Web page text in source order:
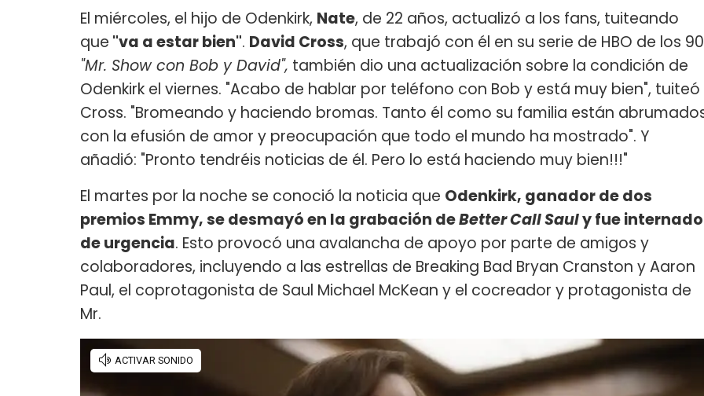
El miércoles, el hijo de Odenkirk, Nate, de 22 años, actualizó a los fans, tuiteando
que "va a estar bien". David Cross, que trabajó con él en su serie de HBO de los 90
"Mr. Show con Bob y David", también dio una actualización sobre la condición de
Odenkirk el viernes. "Acabo de hablar por teléfono con Bob y está muy bien", tuiteó
Cross. "Bromeando y haciendo bromas. Tanto él como su familia están
con la efusión de amor y preocupación que todo el mundo ha mostrado". Y
añadió: "Pronto tendréis noticias de él. Pero lo está haciendo muy bien!!!"
El martes por la noche se conoció la noticia que Odenkirk, ganador de dos
premios Emmy, se desmayó en la grabación deBetter Call Sauly fue internado
de urgencia. Esto provocó una avalancha de apoyo por parte de amigos y
colaboradores, incluyendo a las estrellas de Breaking Bad Bryan Cranston y Aaron
Paul, el coprotagonista de Saul Michael McKean y el cocreador y protagonista de
Mr.